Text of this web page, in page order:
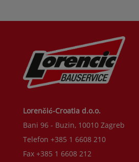
Lorenčić-Croatia d.o.o.
Bani 96 - Buzin, 10010 Zagreb
Telefon +385 1 6608 210
Fax +385 1 6608 212